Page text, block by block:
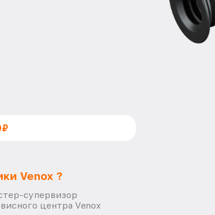
Venox ?
супервизор
центра Venox